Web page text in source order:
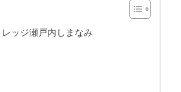
ッジ瀬戸内しまなみ